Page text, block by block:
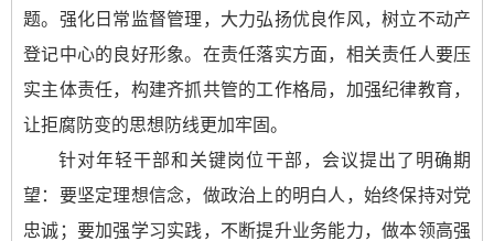
题。强化日常监督管理，大力弘扬优良作风，树立不动产
登记中心的良好形象。在责任落实方面，相关责任人要压
实主体责任，构建齐抓共管的工作格局，加强纪律教育，
让拒腐防变的思想防线更加牢固。
针对年轻干部和关键岗位干部，会议提出了明确期
望：要坚定理想信念，做政治上的明白人，始终保持对党
忠诚；要加强学习实践，不断提升业务能力，做本领高强